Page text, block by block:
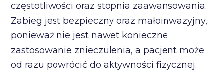
częstotliwości oraz stopnia zaawansowania.
Zabieg jest bezpieczny oraz małoinwazyjny,
ponieważ nie jest nawet konieczne
zastosowanie znieczulenia, a pacjent może
od razu powrócić do aktywności fizycznej.